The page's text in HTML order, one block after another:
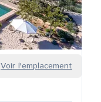
Voir l'emplacement